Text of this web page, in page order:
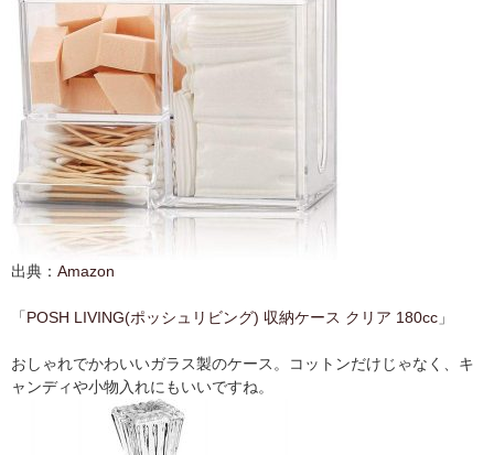
出典： Amazon
「POSH LIVING(ポッシュリビング) 収納ケース クリア 180cc 」
おしゃれでかわいいガラス製のケース。コットンだけじゃなく、キ
ャンディや小物入れにもいいですね。